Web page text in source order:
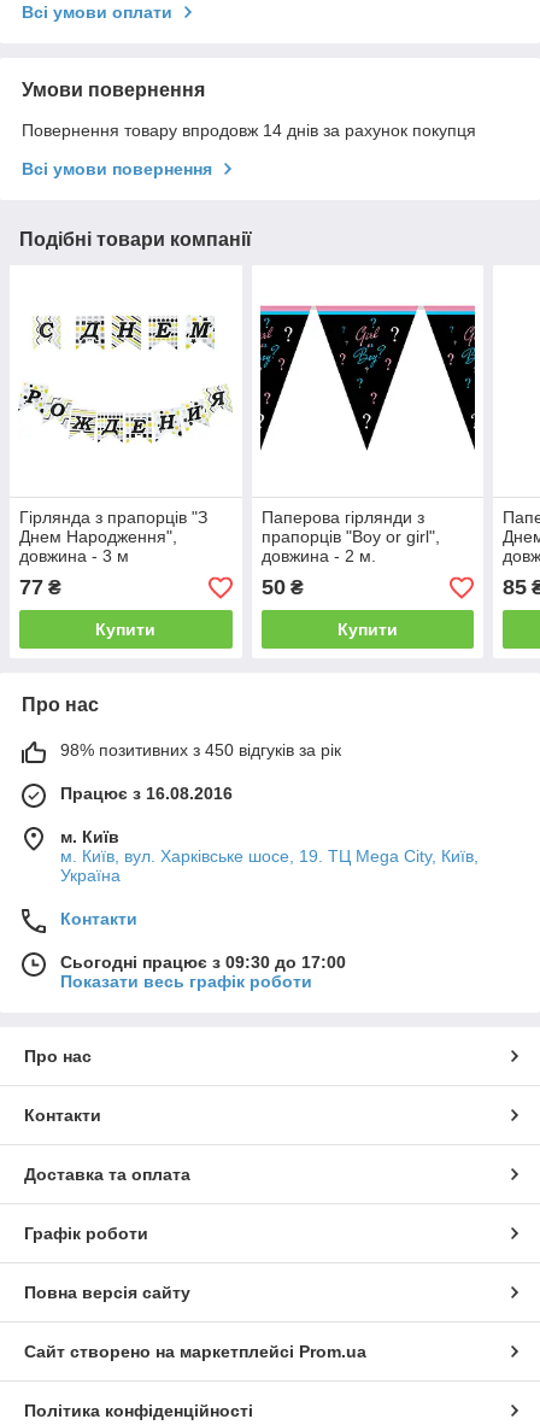
Всі умови оплати
Умови повернення
Повернення товару впродовж 14 днів за рахунок покупця
Всі умови повернення
Подібні товари компанії
Гірлянда з прапорців "З
Днем Народження",
довжина - 3 м
77 ₴
Купити
Паперова гірлянди з
прапорців "Boy or girl",
довжина - 2 м.
50₴
Купити
85
Про нас
98% позитивних з 450 відгуків за рік
Працює з 16.08.2016
м. Київ
м. Київ, вул. Харківське шосе, 19. ТЦ Mega City, Київ,
Україна
Контакти
Сьогодні працює з 09:30 до 17:00
Показати весь графік роботи
Про нас
Контакти
Доставка та оплата
Графік роботи
Повна версія сайту
Сайт створено на маркетплейсі Prom.ua
Політика конфіденційності